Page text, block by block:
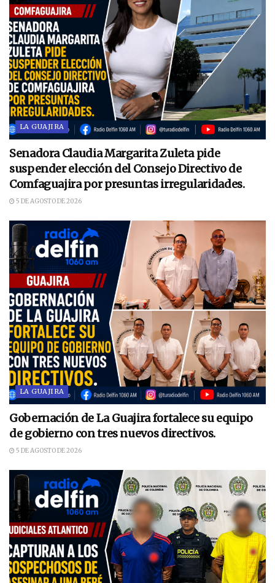
LA GUAJIRA
Senadora Claudia Margarita Zuleta pide
suspender elección del Consejo Directivo de
Comfaguajira por presuntas irregularidades.
5 DE AGOSTO DE 2026
LA GUAJIRA
Gobernación de La Guajira fortalece su equipo
de gobierno con tres nuevos directivos.
5 DE AGOSTO DE 2026